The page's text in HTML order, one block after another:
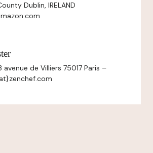
Dublin, IRELAND
de Villiers 75017 Paris –